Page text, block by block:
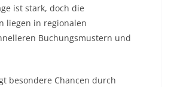
ist stark, doch die
liegen in regionalen
Buchungsmustern und
besondere Chancen durch